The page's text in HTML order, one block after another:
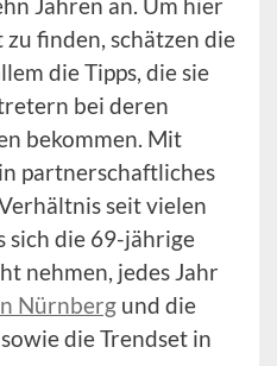
Jahren an. Um hier
zu finden, schätzen die
die Tipps, die sie
bei deren
bekommen. Mit
partnerschaftliches
seit vielen
sich die 69-jährige
nehmen, jedes Jahr
Nürnberg und die
sowie die Trendset in